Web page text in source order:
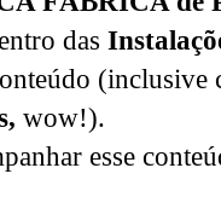
das
(inclusive
wow!).
esse